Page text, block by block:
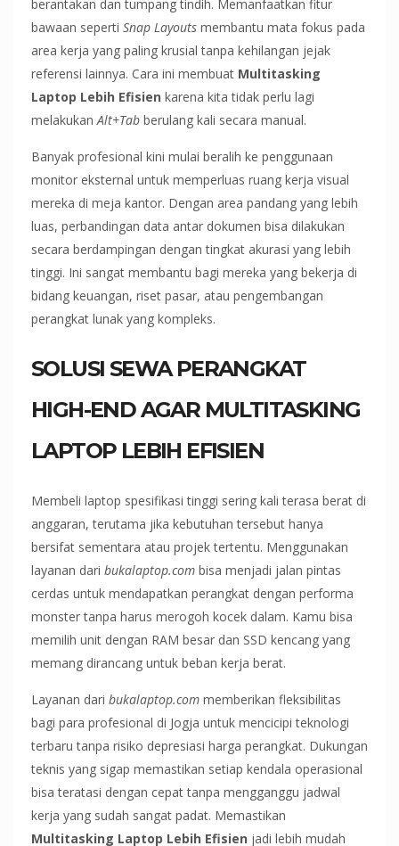
berantakan dan tumpang tindih. Memanfaatkan fitur
bawaan seperti Snap Layouts membantu mata fokus pada
area kerja yang paling krusial tanpa kehilangan jejak
referensi lainnya. Cara ini membuat Multitasking
Laptop Lebih Efisien karena kita tidak perlu lagi
melakukan Alt+Tab berulang kali secara manual.
Banyak profesional kini mulai beralih ke penggunaan
monitor eksternal untuk memperluas ruang kerja visual
mereka di meja kantor. Dengan area pandang yang lebih
luas, perbandingan data antar dokumen bisa dilakukan
secara berdampingan dengan tingkat akurasi yang lebih
tinggi. Ini sangat membantu bagi mereka yang bekerja di
bidang keuangan, riset pasar, atau pengembangan
perangkat lunak yang kompleks.
SOLUSI SEWA PERANGKAT
HIGH-END AGAR MULTITASKING
LAPTOP LEBIH EFISIEN
Membeli laptop spesifikasi tinggi sering kali terasa berat di
anggaran, terutama jika kebutuhan tersebut hanya
bersifat sementara atau projek tertentu. Menggunakan
layanan dari bukalaptop.com bisa menjadi jalan pintas
cerdas untuk mendapatkan perangkat dengan performa
monster tanpa harus merogoh kocek dalam. Kamu bisa
memilih unit dengan RAM besar dan SSD kencang yang
memang dirancang untuk beban kerja berat.
Layanan dari bukalaptop.com memberikan fleksibilitas
bagi para profesional di Jogja untuk mencicipi teknologi
terbaru tanpa risiko depresiasi harga perangkat. Dukungan
teknis yang sigap memastikan setiap kendala operasional
bisa teratasi dengan cepat tanpa mengganggu jadwal
kerja yang sudah sangat padat. Memastikan
Multitasking Laptop Lebih Efisien jadi lebih mudah